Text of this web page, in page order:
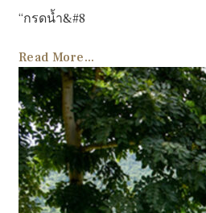
“กรดน้ำ&#8
Read More...